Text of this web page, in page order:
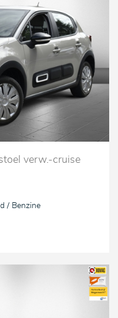
verw.-cruise
/ Benzine